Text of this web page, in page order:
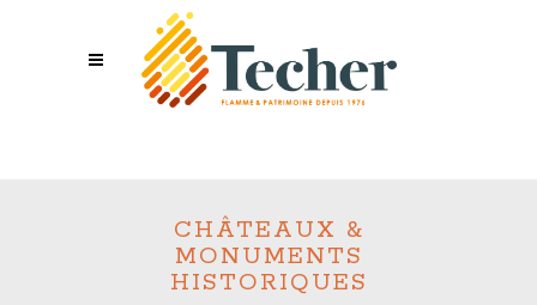
CHÂTEAUX &
MONUMENTS
HISTORIQUES